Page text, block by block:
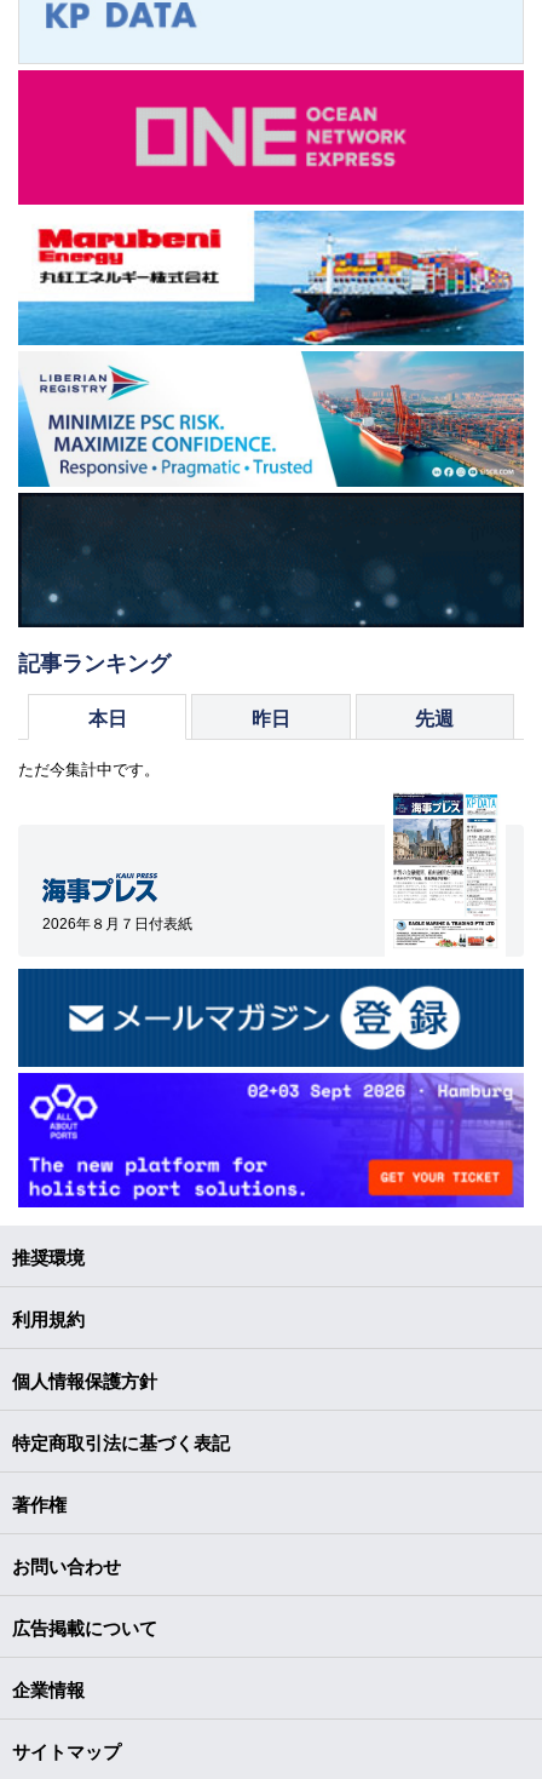
記事ランキング
本日 昨日 先週
ただ今集計中です。
2026年８月７日付表紙
推奨環境
利用規約
個人情報保護方針
特定商取引法に基づく表記
著作権
お問い合わせ
広告掲載について
企業情報
サイトマップ